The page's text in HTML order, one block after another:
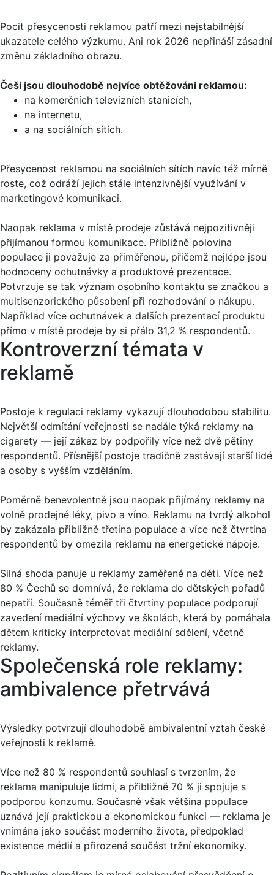
Pocit přesycenosti reklamou patří mezi nejstabilnější
ukazatele celého výzkumu. Ani rok 2026 nepřináší zásadní
změnu základního obrazu.
Češi jsou dlouhodobě nejvíce obtěžováni reklamou:
na komerčních televizních stanicích,
na internetu,
a na sociálních sítích.
Přesycenost reklamou na sociálních sítích navíc též mírně
roste, což odráží jejich stále intenzivnější využívání v
marketingové komunikaci.
Naopak reklama v místě prodeje zůstává nejpozitivněji
přijímanou formou komunikace. Přibližně polovina
populace ji považuje za přiměřenou, přičemž nejlépe jsou
hodnoceny ochutnávky a produktové prezentace.
Potvrzuje se tak význam osobního kontaktu se značkou a
multisenzorického působení při rozhodování o nákupu.
Například více ochutnávek a dalších prezentací produktu
přímo v místě prodeje by si přálo 31,2 % respondentů.
Kontroverzní témata v
reklamě
Postoje k regulaci reklamy vykazují dlouhodobou stabilitu.
Největší odmítání veřejnosti se nadále týká reklamy na
cigarety — její zákaz by podpořily více než dvě pětiny
respondentů. Přísnější postoje tradičně zastávají starší lidé
a osoby s vyšším vzděláním.
Poměrně benevolentně jsou naopak přijímány reklamy na
volně prodejné léky, pivo a víno. Reklamu na tvrdý alkohol
by zakázala přibližně třetina populace a více než čtvrtina
respondentů by omezila reklamu na energetické nápoje.
Silná shoda panuje u reklamy zaměřené na děti. Více než
80 % Čechů se domnívá, že reklama do dětských pořadů
nepatří. Současně téměř tři čtvrtiny populace podporují
zavedení mediální výchovy ve školách, která by pomáhala
dětem kriticky interpretovat mediální sdělení, včetně
reklamy.
Společenská role reklamy:
ambivalence přetrvává
Výsledky potvrzují dlouhodobě ambivalentní vztah české
veřejnosti k reklamě.
Více než 80 % respondentů souhlasí s tvrzením, že
reklama manipuluje lidmi, a přibližně 70 % ji spojuje s
podporou konzumu. Současně však většina populace
uznává její praktickou a ekonomickou funkci — reklama je
vnímána jako součást moderního života, předpoklad
existence médií a přirozená součást tržní ekonomiky.